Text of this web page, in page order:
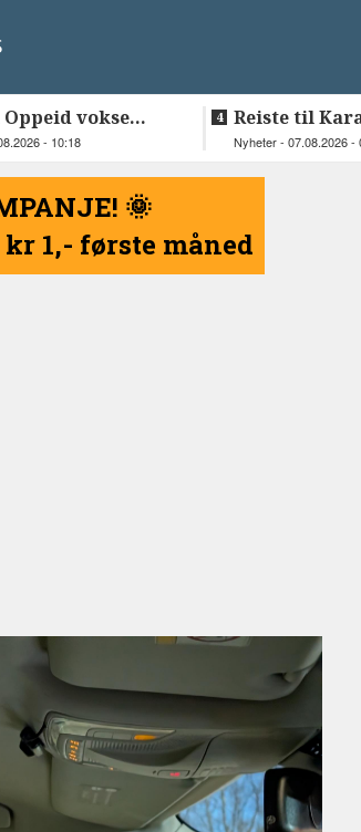
vokse
- 10:18
Reiste til
vie Ellen og
Nyheter - 07.08.2026 -
🌞
1,- første måned